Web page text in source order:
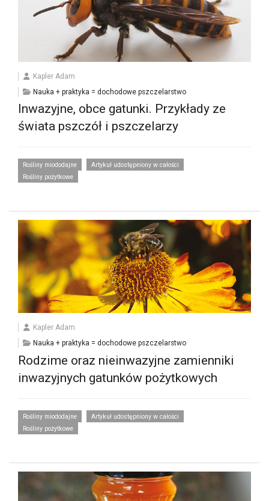
Kapler Adam
Nauka + praktyka = dochodowe pszczelarstwo
Inwazyjne, obce gatunki. Przykłady ze
świata pszczół i pszczelarzy
Rośliny miododajne
Artykuł udostępniony w całości
Rośliny pożytkowe
Kapler Adam
Nauka + praktyka = dochodowe pszczelarstwo
Rodzime oraz nieinwazyjne zamienniki
inwazyjnych gatunków pożytkowych
Rośliny miododajne
Artykuł udostępniony w całości
Rośliny pożytkowe